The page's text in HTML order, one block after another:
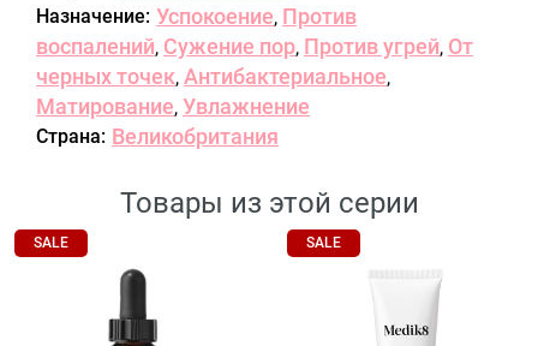
Назначение: Успокоение, Против
воспалений, Сужение пор, Против угрей, От
черных точек, Антибактериальное,
Матирование, Увлажнение
Страна: Великобритания
Товары из этой серии
SALE SALE